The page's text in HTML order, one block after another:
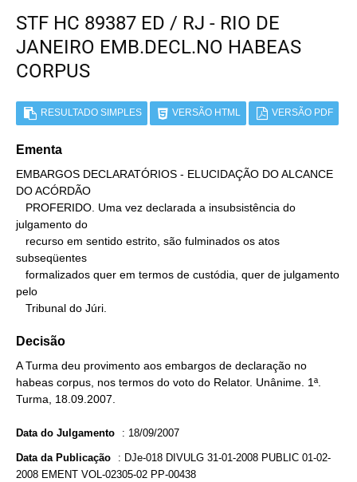
STF HC 89387 ED / RJ - RIO DE
JANEIRO EMB.DECL.NO HABEAS
CORPUS
RESULTADO SIMPLES VERSÃO HTML VERSÃO PDF
Ementa
EMBARGOS DECLARATÓRIOS - ELUCIDAÇÃO DO ALCANCE
DO ACÓRDÃO
julgamento do
subseqüentes
pelo
   Tribunal do Júri.
Decisão
A Turma deu provimento aos embargos de declaração no
habeas corpus, nos termos do voto do Relator. Unânime. 1ª.
Turma, 18.09.2007.
Data do Julgamento : 18/09/2007
Data da Publicação : DJe-018 DIVULG 31-01-2008 PUBLIC 01-02-
2008 EMENT VOL-02305-02 PP-00438